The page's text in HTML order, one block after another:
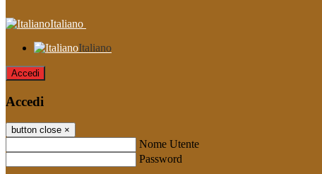
Italiano
Italiano
Accedi
Accedi
button close ×
Nome Utente
Password